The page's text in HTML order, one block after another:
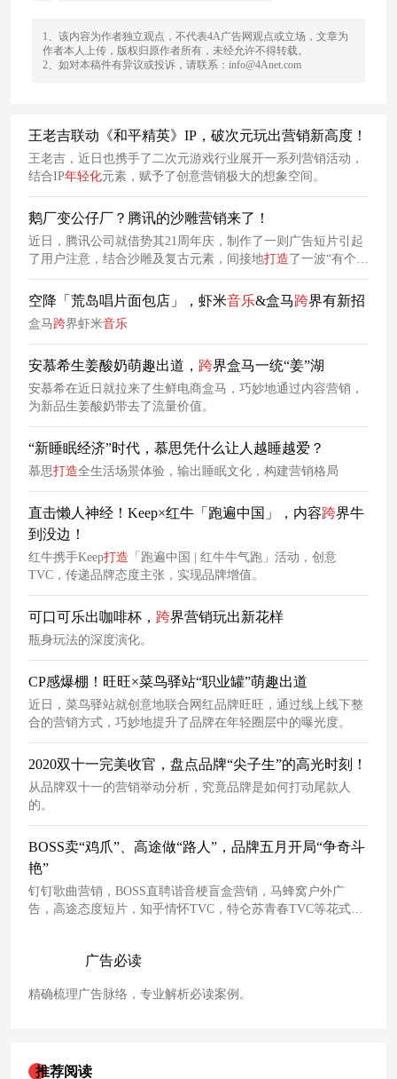
1、该内容为作者独立观点，不代表4A广告网观点或立场，文章为
作者本人上传，版权归原作者所有，未经允许不得转载。
2、如对本稿件有异议或投诉，请联系：info@4Anet.com
王老吉联动《和平精英》IP，破次元玩出营销新高度！
王老吉，近日也携手了二次元游戏行业展开一系列营销活动，
结合IP年轻化元素，赋予了创意营销极大的想象空间。
鹅厂变公仔厂？腾讯的沙雕营销来了！
近日，腾讯公司就借势其21周年庆，制作了一则广告短片引起
了用户注意，结合沙雕及复古元素，间接地打造了一波“有个
性”的品牌形象。
空降「荒岛唱片面包店」，虾米音乐&盒马跨界有新招
盒马跨界虾米音乐
安慕希生姜酸奶萌趣出道， 跨界盒马一统“姜”湖
安慕希在近日就拉来了生鲜电商盒马，巧妙地通过内容营销，
为新品生姜酸奶带去了流量价值。
“新睡眠经济”时代，慕思凭什么让人越睡越爱？
慕思打造全生活场景体验，输出睡眠文化，构建营销格局
直击懒人神经！Keep×红牛「跑遍中国」，内容跨界牛
到没边！
红牛携手Keep打造 「跑遍中国 | 红牛牛气跑」活动，创意
TVC，传递品牌态度主张，实现品牌增值。
可口可乐出咖啡杯， 跨界营销玩出新花样
瓶身玩法的深度演化。
CP感爆棚！旺旺×菜鸟驿站“职业罐”萌趣出道
近日，菜鸟驿站就创意地联合网红品牌旺旺，通过线上线下整
合的营销方式，巧妙地提升了品牌在年轻圈层中的曝光度。
2020双十一完美收官，盘点品牌“尖子生”的高光时刻！
从品牌双十一的营销举动分析，究竟品牌是如何打动尾款人
的。
BOSS卖“鸡爪”、高途做“路人”，品牌五月开局“争奇斗
艳”
钉钉歌曲营销，BOSS直聘谐音梗盲盒营销，马蜂窝户外广
告，高途态度短片，知乎情怀TVC，特仑苏青春TVC等花式营
广告必读
精确梳理广告脉络，专业解析必读案例。
推荐阅读